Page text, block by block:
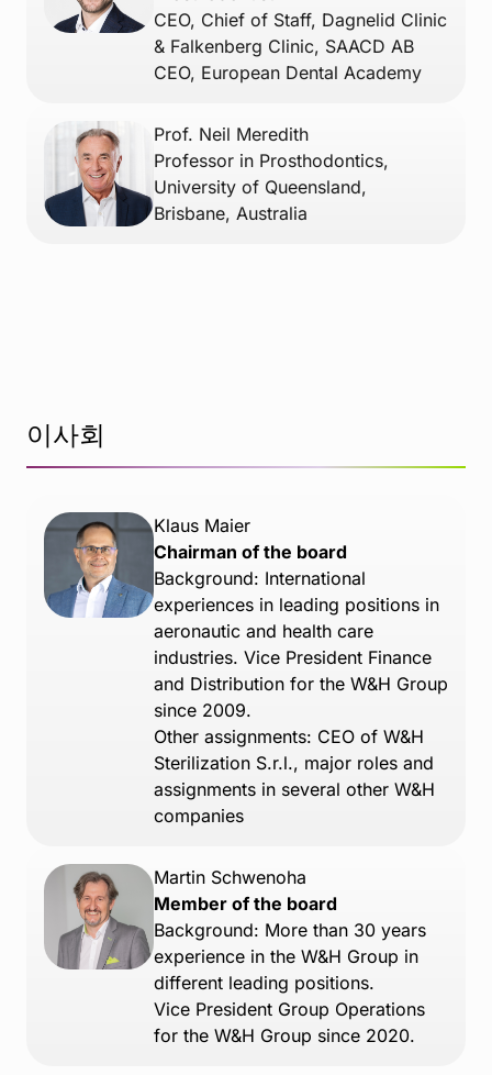
CEO, Chief of Staff, Dagnelid Clinic
& Falkenberg Clinic, SAACD AB
CEO, European Dental Academy
Prof. Neil Meredith
Professor in Prosthodontics,
University of Queensland,
Brisbane, Australia
이사회
Klaus Maier
Chairman of the board
Background: International
experiences in leading positions in
aeronautic and health care
industries. Vice President Finance
and Distribution for the W&H Group
since 2009.
Other assignments: CEO of W&H
Sterilization S.r.l., major roles and
assignments in several other W&H
companies
Martin Schwenoha
Member of the board
Background: More than 30 years
experience in the W&H Group in
different leading positions.
Vice President Group Operations
for the W&H Group since 2020.